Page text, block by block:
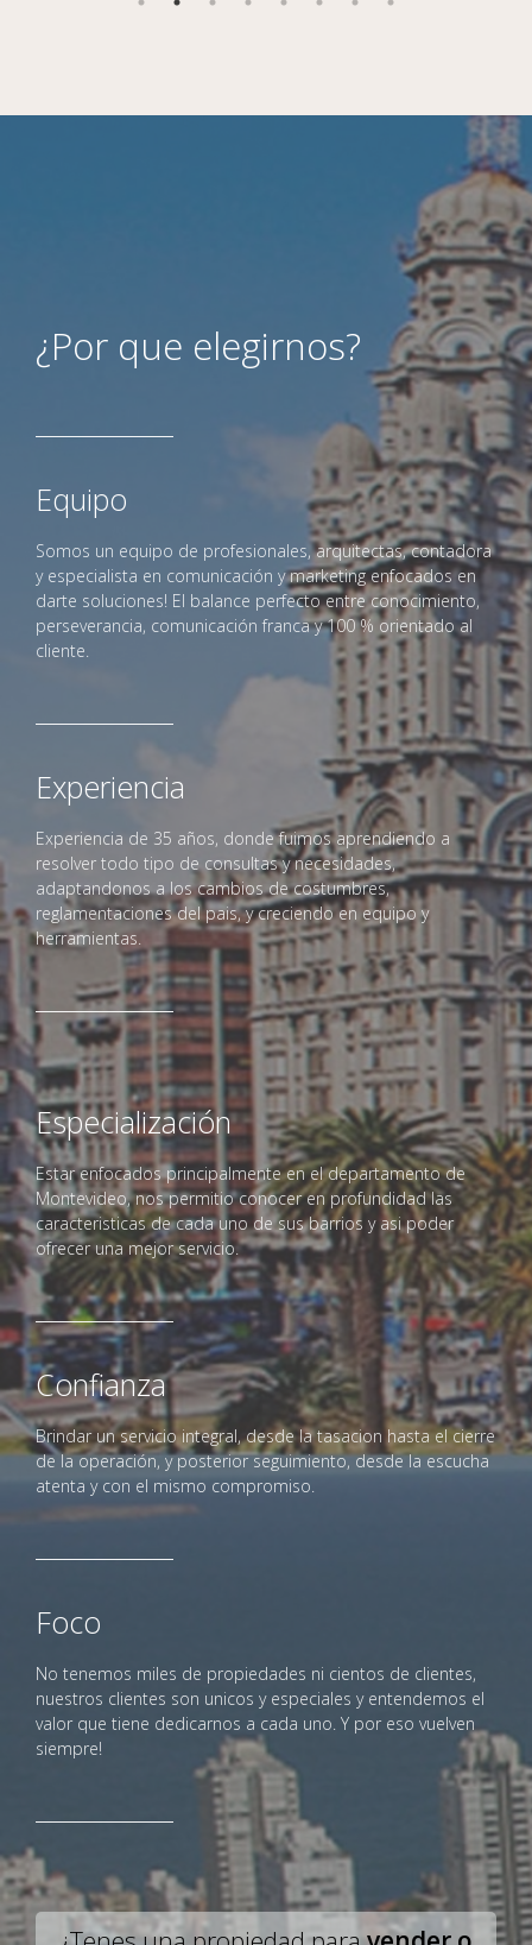
¿Por que elegirnos?
Equipo
Somos un equipo de profesionales, arquitectas, contadora
y especialista en comunicación y marketing enfocados en
darte soluciones! El balance perfecto entre conocimiento,
perseverancia, comunicación franca y 100 % orientado al
cliente.
Experiencia
Experiencia de 35 años, donde fuimos aprendiendo a
resolver todo tipo de consultas y necesidades,
adaptandonos a los cambios de costumbres,
reglamentaciones del pais, y creciendo en equipo y
herramientas.
Especialización
Estar enfocados principalmente en el departamento de
Montevideo, nos permitio conocer en profundidad las
caracteristicas de cada uno de sus barrios y asi poder
ofrecer una mejor servicio.
Confianza
Brindar un servicio integral, desde la tasacion hasta el cierre
de la operación, y posterior seguimiento, desde la escucha
atenta y con el mismo compromiso.
Foco
No tenemos miles de propiedades ni cientos de clientes,
nuestros clientes son unicos y especiales y entendemos el
valor que tiene dedicarnos a cada uno. Y por eso vuelven
siempre!